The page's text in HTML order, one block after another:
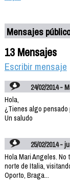
Mensajes
13 Mensajes
Escribir mensaje
24/02/2014 -
Hola,
¿Tienes algo pensado
Un saludo
25/02/2014 -
Hola Mari Angeles.
norte de Italia,
Oporto, Braga...